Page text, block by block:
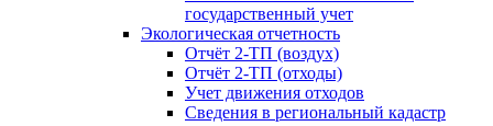
государственный учет
Экологическая отчетность
Отчёт 2-ТП (воздух)
Отчёт 2-ТП (отходы)
Учет движения отходов
Сведения в региональный кадастр